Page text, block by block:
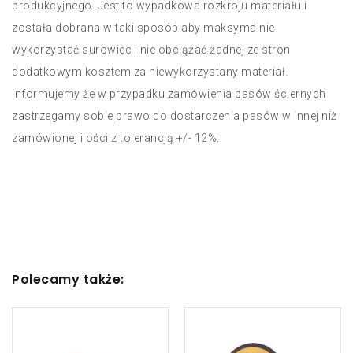
SN:PMSPDRL30004
Pas ścierny bezkońcowy z
materiału REDO Low Strech RL-
BL 150x2000 A VFN
SN:
produkcyjnego. Jest to wypadkowa rozkroju materiału i
została dobrana w taki sposób aby maksymalnie
wykorzystać surowiec i nie obciążać żadnej ze stron
dodatkowym kosztem za niewykorzystany materiał.
Informujemy że w przypadku zamówienia pasów ściernych
zastrzegamy sobie prawo do dostarczenia pasów w innej niż
zamówionej ilości z tolerancją +/- 12%.
Polecamy także: